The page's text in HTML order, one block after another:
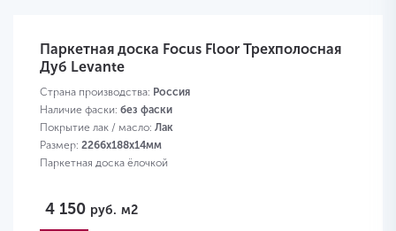
Паркетная доска Focus Floor Трехполосная
Дуб Levante
Страна производства: Россия
Наличие фаски: без фаски
Покрытие лак / масло: Лак
Размер: 2266х188х14мм
Паркетная доска ёлочкой
4 150 руб. м2